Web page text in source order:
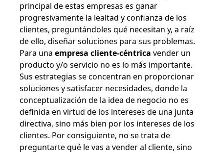
principal de estas empresas es ganar
progresivamente la lealtad y confianza de los
clientes, preguntándoles qué necesitan y, a raíz
de ello, diseñar soluciones para sus problemas.
Para una empresa cliente-céntrica vender un
producto y/o servicio no es lo más importante.
Sus estrategias se concentran en proporcionar
soluciones y satisfacer necesidades, donde la
conceptualización de la idea de negocio no es
definida en virtud de los intereses de una junta
directiva, sino más bien por los intereses de los
clientes. Por consiguiente, no se trata de
preguntarte qué le vas a vender al cliente, sino